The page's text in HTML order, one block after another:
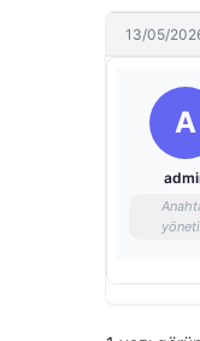
13/05/
A